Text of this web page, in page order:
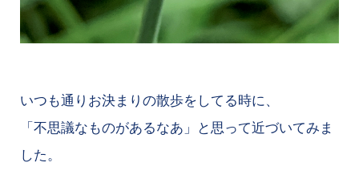
いつも通りお決まりの散歩をしてる時に、
「不思議なものがあるなあ」と思って近づいてみま
した。